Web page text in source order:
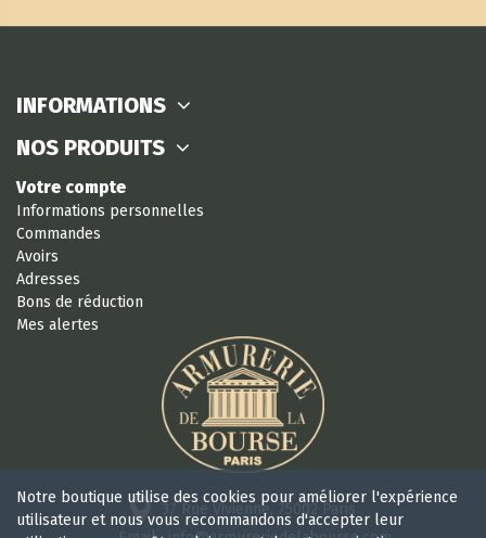
INFORMATIONS
NOS PRODUITS
Votre compte
Informations personnelles
Commandes
Avoirs
Adresses
Bons de réduction
Mes alertes
37 Rue Vivienne, 75002 Paris
Notre boutique utilise des cookies pour améliorer l'expérience
utilisateur et nous vous recommandons d'accepter leur